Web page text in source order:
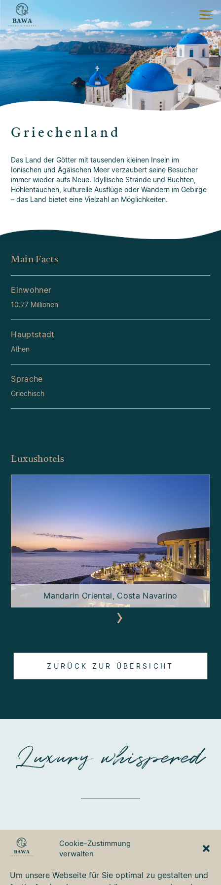
Cookie-Zustimmung
verwalten
Um unsere Webseite für Sie optimal zu gestalten und
Griechenland
Das Land der Götter mit tausenden kleinen Inseln im
Ionischen und Ägäischen Meer verzaubert seine Besucher
immer wieder aufs Neue. Idyllische Strände und Buchten,
Höhlentauchen, kulturelle Ausflüge oder Wandern im Gebirge
– das Land bietet eine Vielzahl an Möglichkeiten.
Main Facts
Einwohner
10.77 Millionen
Hauptstadt
Athen
Sprache
Griechisch
Luxushotels
Mandarin Oriental, Costa Navarino
›
ZURÜCK ZUR ÜBERSICHT
Luxury whispered
GmbH
Tel. +49 8331 76 42 49